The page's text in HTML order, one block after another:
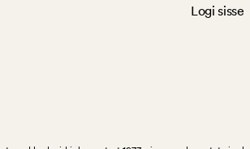
Logi sisse